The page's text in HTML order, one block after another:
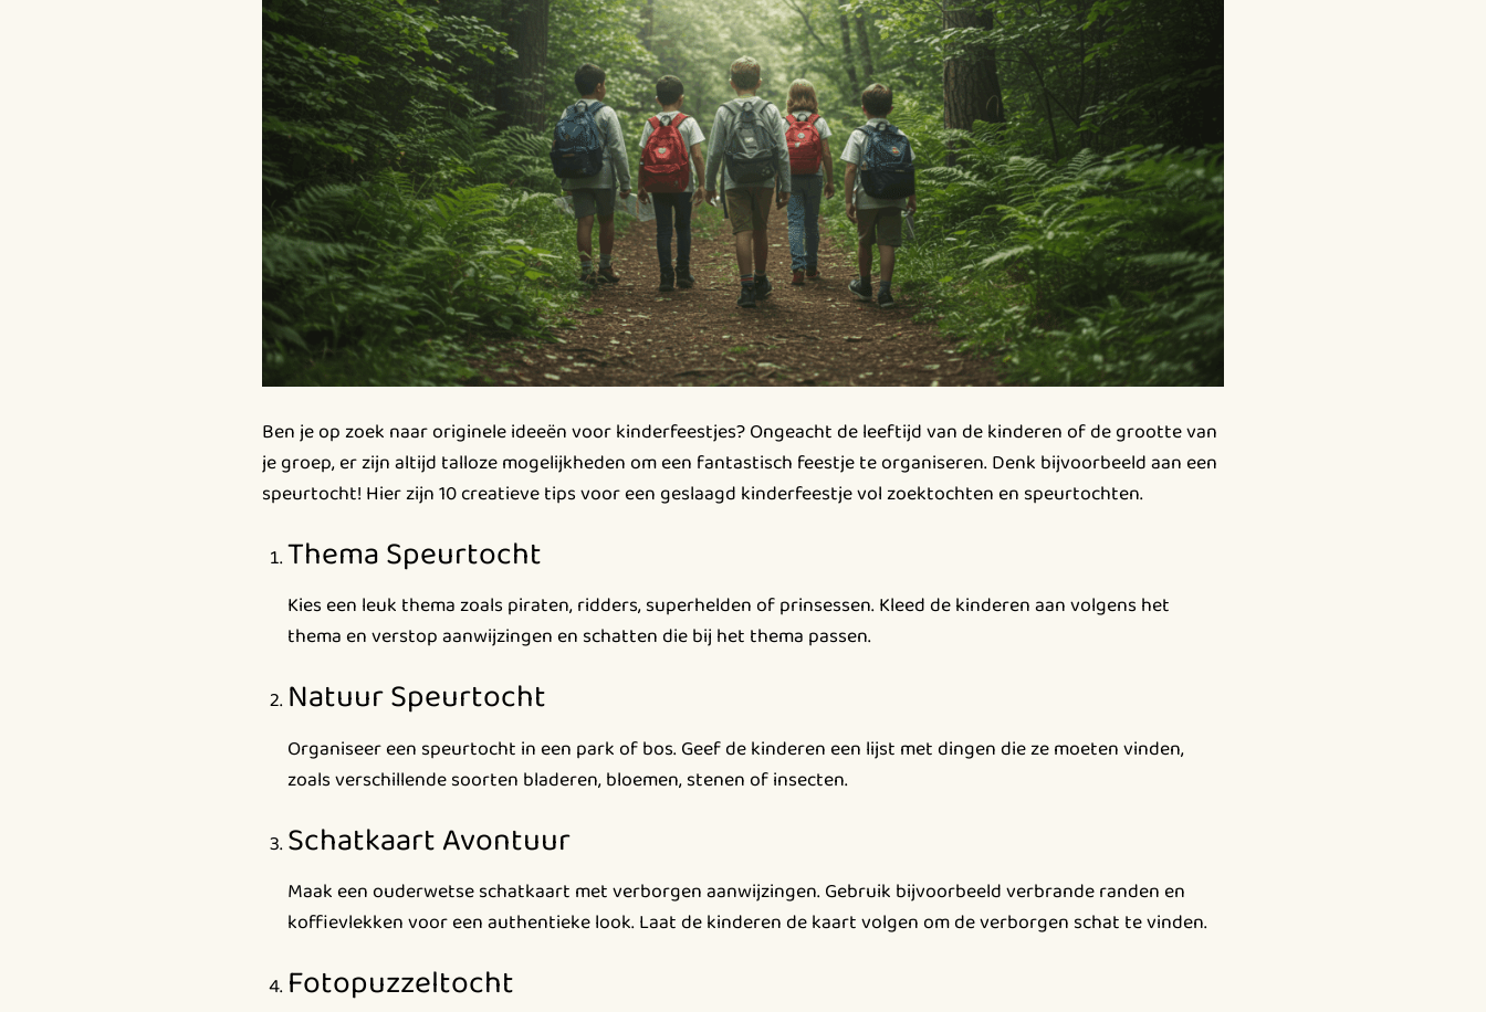
Ben je op zoek naar originele ideeën voor kinderfeestjes? Ongeacht de leeftijd van de kinderen of de grootte van
je groep, er zijn altijd talloze mogelijkheden om een fantastisch feestje te organiseren. Denk bijvoorbeeld aan een
speurtocht! Hier zijn 10 creatieve tips voor een geslaagd kinderfeestje vol zoektochten en speurtochten.
Thema Speurtocht
Kies een leuk thema zoals piraten, ridders, superhelden of prinsessen. Kleed de kinderen aan volgens het
thema en verstop aanwijzingen en schatten die bij het thema passen.
Natuur Speurtocht
Organiseer een speurtocht in een park of bos. Geef de kinderen een lijst met dingen die ze moeten vinden,
zoals verschillende soorten bladeren, bloemen, stenen of insecten.
Schatkaart Avontuur
Maak een ouderwetse schatkaart met verborgen aanwijzingen. Gebruik bijvoorbeeld verbrande randen en
koffievlekken voor een authentieke look. Laat de kinderen de kaart volgen om de verborgen schat te vinden.
Fotopuzzeltocht